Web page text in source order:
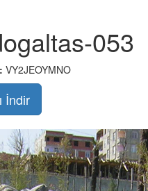
053
VY2JEOYMNO
İndir